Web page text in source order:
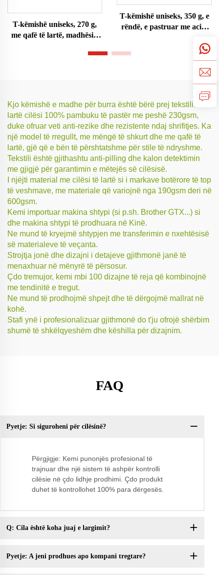
T-këmishë uniseks, 270 g,
me qafë të lartë, madhësi e
T-këmishë uniseks, 350 g, e
rëndë, e pastruar me acid,
Kjo këmishë e madhe për burra është bërë prej tekstilit të
lartë cilësi 100% pambuku të pastër me peshë 230gsm,
duke ofruar veti anti-rezike dhe rezistente ndaj shrifitjes. Ka
një model të rregullt, me mëngë të shkurt dhe me qafë të
lartë, gjë që e bën të përshtatshme për stile të ndryshme.
Tekstili është gjithashtu anti-pilling dhe kalon detektimin
me gjigjë për garantimin e mëtejës së cilësisë.
I njëjti material me cilësi të lartë si i markave botërore të top
të veshmave, me materiale që variojnë nga 190gsm deri në
600gsm.
Kemi importuar makina shtypi (si p.sh. Brother GTX...) si
dhe makina shtypi të prodhuara në Kinë.
Ne mund të kryejmë shtypjen me transferimin e nxehtësisë
së materialeve të veçanta.
Strojtja jonë dhe dizajni i detajeve gjithmonë janë të
menaxhuar në mënyrë të përsosur.
Çdo tremujor, kemi mbi 100 dizajne të reja që kombinojnë
me tendinitë e tregut.
Ne mund të prodhojmë shpejt dhe të dërgojmë mallrat në
kohë.
Stafi ynë i profesionalizuar gjithmonë do t'ju ofrojë shërbim
shumë të shkëlqyeshëm dhe këshilla për dizajnim.
FAQ
Pyetje: Si siguroheni për cilësinë?
Përgjigje: Kemi punonjës profesional të
trajnuar dhe një sistem të ashpër kontrolli
cilësie në çdo lidhje prodhimi. Çdo produkt
duhet të kontrollohet 100% para dërgesës.
Q: Cila është koha juaj e largimit?
Pyetje: A jeni prodhues apo kompani tregtare?